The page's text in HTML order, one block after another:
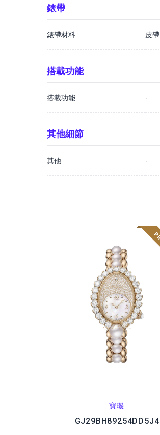
錶帶
錶帶材料 皮帶
搭載功能
搭載功能 -
其他細節
其他 -
寶璣
GJ29BH89254DD5J4